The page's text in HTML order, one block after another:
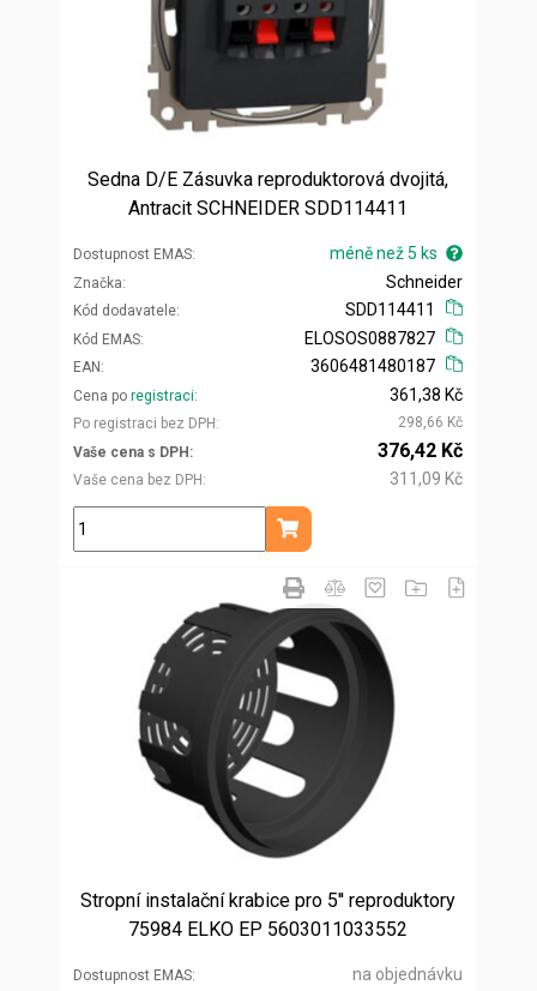
Sedna D/E Zásuvka reproduktorová dvojitá,
Antracit SCHNEIDER SDD114411
Dostupnost EMAS méně než 5 ks
Značka
Kód dodavatele
Schneider
SDD114411
Kód EMAS
EAN
ELOSOS0887827
3606481480187
Cena po registraci
Po registraci bez DPH
361,38 Kč
298,66 Kč
Vaše cena s DPH
Vaše cena bez DPH
376,42 Kč
311,09 Kč
ks
Přidat do košíku
Stropní instalační krabice pro 5'' reproduktory
75984 ELKO EP 5603011033552
Dostupnost EMAS na objednávku